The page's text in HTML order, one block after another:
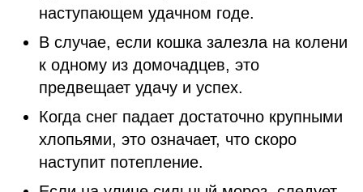
наступающем удачном годе.
В случае, если кошка залезла на колени
к одному из домочадцев, это
предвещает удачу и успех.
Когда снег падает достаточно крупными
хлопьями, это означает, что скоро
наступит потепление.